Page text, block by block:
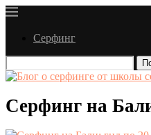
Серфинг
Серфинг на